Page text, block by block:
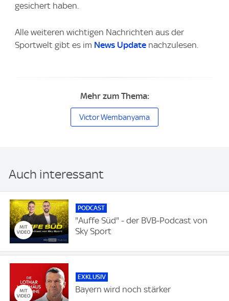
gesichert haben.
Alle weiteren wichtigen Nachrichten aus der
Sportwelt gibt es im News Update nachzulesen.
Mehr zum Thema:
Victor Wembanyama
Auch interessant
PODCAST
"Auffe Süd" - der BVB-Podcast von
Sky Sport
EXKLUSIV
Bayern wird noch stärker